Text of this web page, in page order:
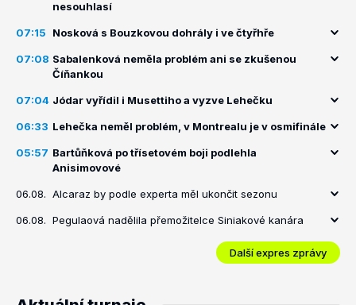
nesouhlasí
07:15 Nosková s Bouzkovou dohrály i ve čtyřhře
07:08 Sabalenková neměla problém ani se zkušenou
Číňankou
07:04 Jódar vyřídil i Musettiho a vyzve Lehečku
06:33 Lehečka neměl problém, v Montrealu je v osmifinále
05:57 Bartůňková po třísetovém boji podlehla
Anisimovové
06.08. Alcaraz by podle experta měl ukončit sezonu
06.08. Pegulaová nadělila přemožitelce Siniakové kanára
Další expres zprávy